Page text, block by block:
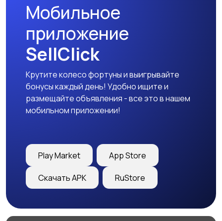
Мобильное
приложение
SellClick
Крутите колесо фортуны и выигрывайте
бонусы каждый день! Удобно ищите и
размещайте объявления - все это в нашем
мобильном приложении!
Play Market App Store
Скачать APK RuStore